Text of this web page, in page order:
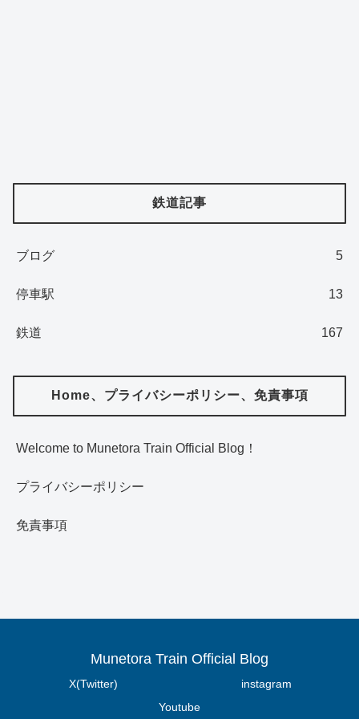
鉄道記事
ブログ 5
停車駅 13
鉄道 167
Home、プライバシーポリシー、免責事項
Welcome to Munetora Train Official Blog！
プライバシーポリシー
免責事項
Munetora Train Official Blog
X(Twitter)
instagram
Youtube